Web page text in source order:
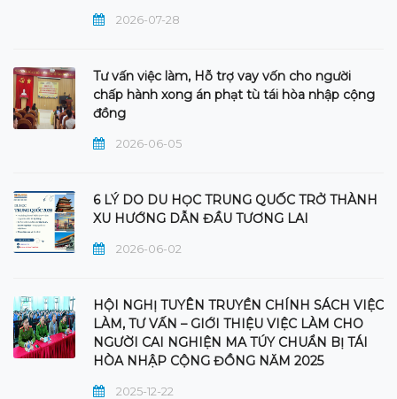
2026-07-28
Tư vấn việc làm, Hỗ trợ vay vốn cho người
chấp hành xong án phạt tù tái hòa nhập cộng
đồng
2026-06-05
6 LÝ DO DU HỌC TRUNG QUỐC TRỞ THÀNH
XU HƯỚNG DẪN ĐẦU TƯƠNG LAI
2026-06-02
HỘI NGHỊ TUYÊN TRUYỀN CHÍNH SÁCH VIỆC
LÀM, TƯ VẤN – GIỚI THIỆU VIỆC LÀM CHO
NGƯỜI CAI NGHIỆN MA TÚY CHUẨN BỊ TÁI
HÒA NHẬP CỘNG ĐỒNG NĂM 2025
2025-12-22